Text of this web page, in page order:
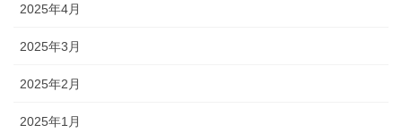
2025年4月
2025年3月
2025年2月
2025年1月